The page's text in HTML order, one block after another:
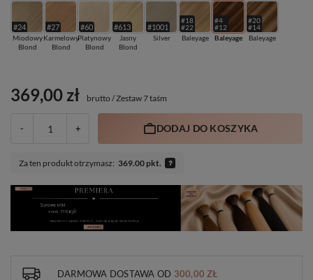
#24
Miodowy
Blond
#27
Karmelowy
Blond
#60
Platynowy
Blond
#613
Jasny
Blond
#1001
Silver
#18
#22
Baleyage
#4
#12
Baleyage
#20
#14
Baleyage
369,00 zł brutto /Zestaw 7 taśm
- + DODAJ DO KOSZYKA
Za ten produkt otrzymasz: 369.00 pkt.
DARMOWA DOSTAWA OD 300,00 ZŁ